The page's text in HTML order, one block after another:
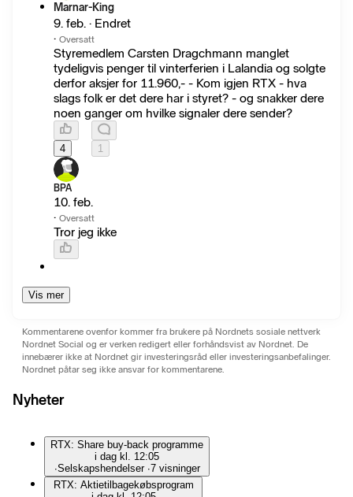
Marnar-King
9. feb. · Endret
· Oversatt
Styremedlem Carsten Dragchmann manglet
tydeligvis penger til vinterferien i Lalandia og solgte
derfor aksjer for 11.960,- - Kom igjen RTX - hva
slags folk er det dere har i styret? - og snakker dere
noen ganger om hvilke signaler dere sender?
4 1
BPA
10. feb.
· Oversatt
Tror jeg ikke
Vis mer
Kommentarene ovenfor kommer fra brukere på Nordnets sosiale nettverk
Nordnet Social og er verken redigert eller forhåndsvist av Nordnet. De
innebærer ikke at Nordnet gir investeringsråd eller investeringsanbefalinger.
Nordnet påtar seg ikke ansvar for kommentarene.
Nyheter
RTX: Share buy-back programme
i dag kl. 12:05
∙Selskapshendelser ∙7 visninger
RTX: Aktietilbagekøbsprogram